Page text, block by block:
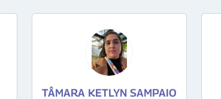
TÂMARA KETLYN SAMPAIO